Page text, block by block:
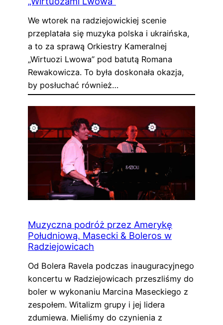
We wtorek na radziejowickiej scenie
przeplatała się muzyka polska i ukraińska,
a to za sprawą Orkiestry Kameralnej
„Wirtuozi Lwowa” pod batutą Romana
Rewakowicza. To była doskonała okazja,
by posłuchać również…
Muzyczna podróż przez Amerykę
Południową. Masecki & Boleros w
Radziejowicach
Od Bolera Ravela podczas inauguracyjnego
koncertu w Radziejowicach przeszliśmy do
boler w wykonaniu Marcina Maseckiego z
zespołem. Witalizm grupy i jej lidera
zdumiewa. Mieliśmy do czynienia z